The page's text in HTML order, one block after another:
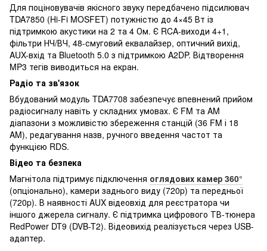
Для поціновувачів якісного звуку передбачено підсилювач
TDA7850 (Hi-Fi MOSFET) потужністю до 4×45 Вт із
підтримкою акустики на 2 та 4 Ом. Є RCA-виходи 4+1,
фільтри НЧ/ВЧ, 48-смуговий еквалайзер, оптичний вихід,
AUX-вхід та Bluetooth 5.0 з підтримкою A2DP. Відтворення
MP3 тегів виводиться на екран.
Радіо та зв'язок
Вбудований модуль TDA7708 забезпечує впевнений прийом
радіосигналу навіть у складних умовах. Є FM та AM
діапазони з можливістю збереження станцій (36 FM і 18
AM), редагування назв, ручного введення частот та
функцією RDS.
Відео та безпека
Магнітола підтримує підключення оглядових камер 360°
(опціонально), камери заднього виду (720p) та передньої
(720p). В наявності AUX відеовхід для реєстратора чи
іншого джерела сигналу. Є підтримка цифрового ТВ-тюнера
RedPower DT9 (DVB-T2). Відеовихід реалізується через USB-
адаптер.